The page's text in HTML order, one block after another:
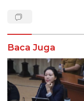
Baca Juga